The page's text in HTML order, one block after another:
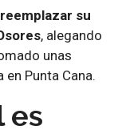
su
, alegando
unas
Punta Cana.
es